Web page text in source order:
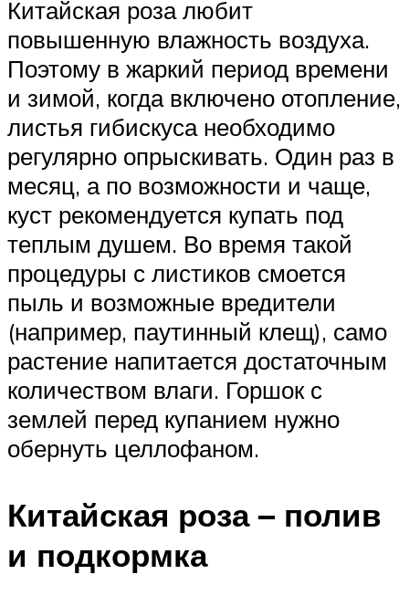
Китайская роза любит
повышенную влажность воздуха.
Поэтому в жаркий период времени
и зимой, когда включено отопление,
листья гибискуса необходимо
регулярно опрыскивать. Один раз в
месяц, а по возможности и чаще,
куст рекомендуется купать под
теплым душем. Во время такой
процедуры с листиков смоется
пыль и возможные вредители
(например, паутинный клещ), само
растение напитается достаточным
количеством влаги. Горшок с
землей перед купанием нужно
обернуть целлофаном.
Китайская роза – полив
и подкормка